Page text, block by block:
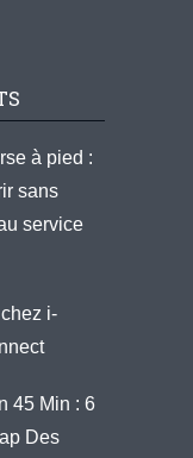
à pied :
sans
service
chez i-
45 Min : 6
Des